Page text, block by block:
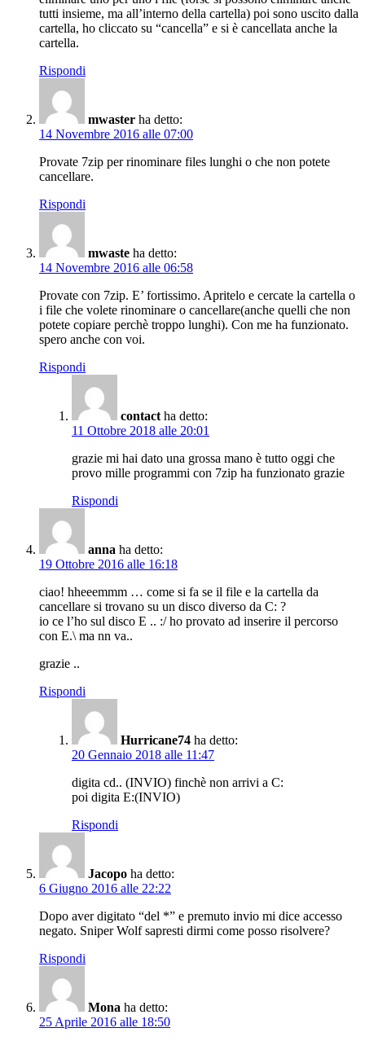
tutti insieme, ma all’interno della cartella) poi sono uscito dalla
cartella, ho cliccato su “cancella” e si è cancellata anche la
cartella.
Rispondi
mwaster ha detto:
14 Novembre 2016 alle 07:00
Provate 7zip per rinominare files lunghi o che non potete
cancellare.
Rispondi
mwaste ha detto:
14 Novembre 2016 alle 06:58
Provate con 7zip. E’ fortissimo. Apritelo e cercate la cartella o
i file che volete rinominare o cancellare(anche quelli che non
potete copiare perchè troppo lunghi). Con me ha funzionato.
spero anche con voi.
Rispondi
contact ha detto:
11 Ottobre 2018 alle 20:01
grazie mi hai dato una grossa mano è tutto oggi che
provo mille programmi con 7zip ha funzionato grazie
Rispondi
anna ha detto:
19 Ottobre 2016 alle 16:18
ciao! hheeemmm … come si fa se il file e la cartella da
cancellare si trovano su un disco diverso da C: ?
io ce l’ho sul disco E .. :/ ho provato ad inserire il percorso
con E.\ ma nn va..
grazie ..
Rispondi
Hurricane74 ha detto:
20 Gennaio 2018 alle 11:47
digita cd.. (INVIO) finchè non arrivi a C:
poi digita E:(INVIO)
Rispondi
Jacopo ha detto:
6 Giugno 2016 alle 22:22
Dopo aver digitato “del *” e premuto invio mi dice accesso
negato. Sniper Wolf sapresti dirmi come posso risolvere?
Rispondi
Mona ha detto:
25 Aprile 2016 alle 18:50